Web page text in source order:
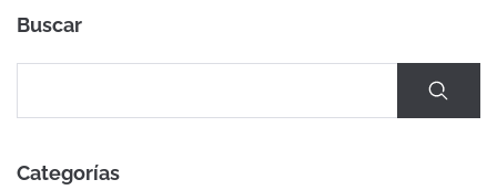
Buscar
Categorías